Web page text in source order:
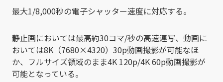
最大1/8,000秒の電子シャッター速度に対応する。
静止画においては最高約30コマ/秒の高速連写、動画に
おいては8K（7680×4320）30p動画撮影が可能なほ
か、フルサイズ領域のまま4K 120p/4K 60p動画撮影が
可能となっている。